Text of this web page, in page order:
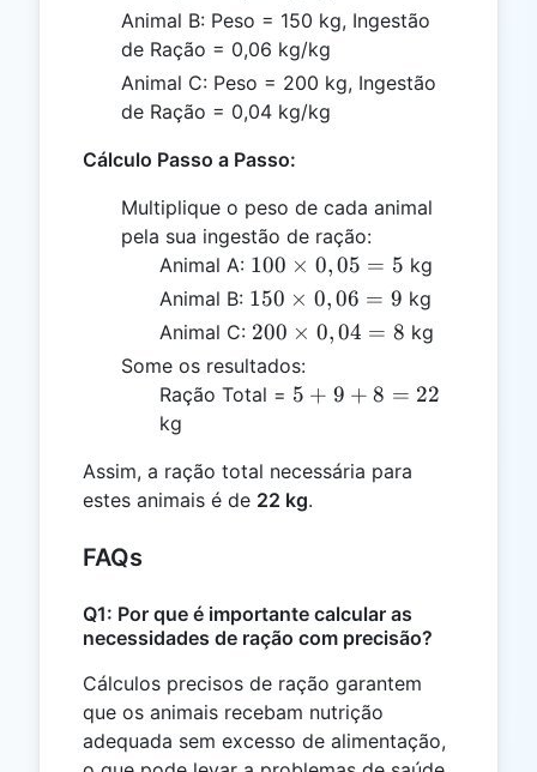
Animal B: Peso = 150 kg, Ingestão
de Ração = 0,06 kg/kg
Animal C: Peso = 200 kg, Ingestão
de Ração = 0,04 kg/kg
Cálculo Passo a Passo:
Multiplique o peso de cada animal
pela sua ingestão de ração:
Animal A: 100
\times
0,05
= 5
100 × 0,05 = 5 kg
Animal B: 150
\times
0,06
= 9
150 × 0,06 = 9 kg
Animal C: 200
\times
0,04
200 × 0,04 = 8 kg
Some os resultados:
Ração Total = 5
+
8
5 + 9 + 8 = 22
kg
Assim, a ração total necessária para
estes animais é de 22 kg.
FAQs
Q1: Por que é importante calcular as
necessidades de ração com precisão?
Cálculos precisos de ração garantem
que os animais recebam nutrição
adequada sem excesso de alimentação,